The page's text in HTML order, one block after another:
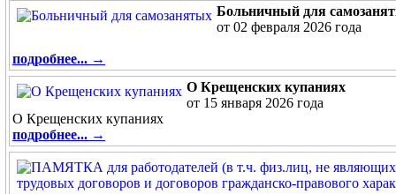
Больничный для
от 02 февраля 2026 года
подробнее... →
О Крещенских купаниях
от 15 января 2026 года
О Крещенских купаниях
подробнее... →